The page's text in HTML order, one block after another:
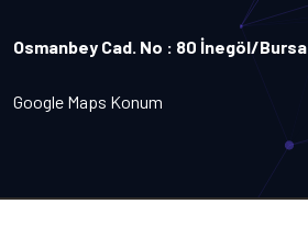
Osmanbey Cad. No : 80 İnegöl/Bursa
Google Maps Konum